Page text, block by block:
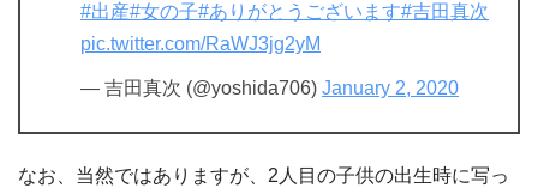
#出産#女の子#ありがとうございます#吉田真次
pic.twitter.com/RaWJ3jg2yM
— 吉田真次 (@yoshida706) January 2, 2020
なお、当然ではありますが、2人目の子供の出生時に写っ